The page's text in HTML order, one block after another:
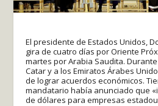
El presidente de Estados Unidos,
gira de cuatro días por Oriente
martes por Arabia Saudita.
Catar y a los Emiratos Árabes
de lograr acuerdos económicos.
mandatario había anunciado que
de dólares para empresas